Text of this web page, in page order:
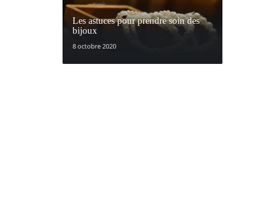
Les astuces pour prendre soin des
bijoux
8 octobre 2020